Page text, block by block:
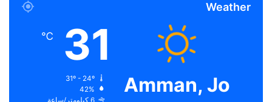
Weather
Amman, Jo
31
℃
42%
6 كيلومتر/ساعة